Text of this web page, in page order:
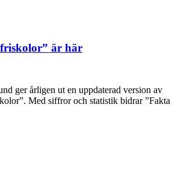
är här
ger årligen ut en uppdaterad version av
Med siffror och statistik bidrar ”Fakta